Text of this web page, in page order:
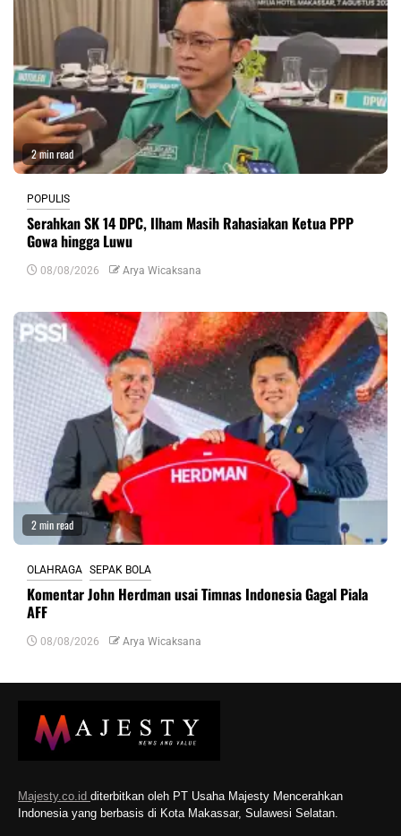
2 min read
POPULIS
Serahkan SK 14 DPC, Ilham Masih Rahasiakan Ketua PPP
Gowa hingga Luwu
08/08/2026 Arya Wicaksana
2 min read
OLAHRAGA SEPAK BOLA
Komentar John Herdman usai Timnas Indonesia Gagal Piala
AFF
08/08/2026 Arya Wicaksana
Majesty.co.id diterbitkan oleh PT Usaha Majesty Mencerahkan
Indonesia yang berbasis di Kota Makassar, Sulawesi Selatan.